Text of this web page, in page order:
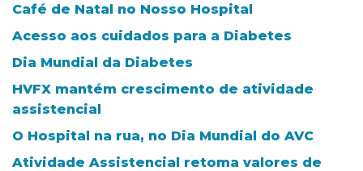
Café de Natal no Nosso Hospital
Acesso aos cuidados para a Diabetes
Dia Mundial da Diabetes
HVFX mantém crescimento de atividade
assistencial
O Hospital na rua, no Dia Mundial do AVC
Atividade Assistencial retoma valores de